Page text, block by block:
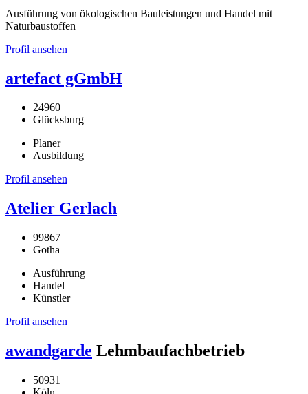
Ausführung von ökologischen Bauleistungen und Handel mit
Naturbaustoffen
Profil ansehen
artefact gGmbH
24960
Glücksburg
Planer
Ausbildung
Profil ansehen
Atelier Gerlach
99867
Gotha
Ausführung
Handel
Künstler
Profil ansehen
awandgarde Lehmbaufachbetrieb
50931